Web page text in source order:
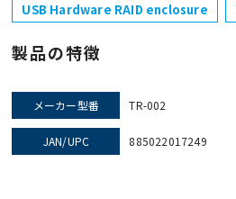
USB Hardware RAID enclosure
製品の特徴
メーカー型番 TR-002
JAN/UPC 885022017249